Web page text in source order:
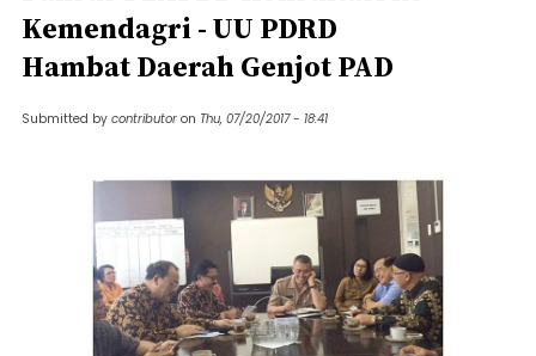
Kemendagri - UU PDRD
Hambat Daerah Genjot PAD
Submitted by contributor on Thu, 07/20/2017 - 18:41